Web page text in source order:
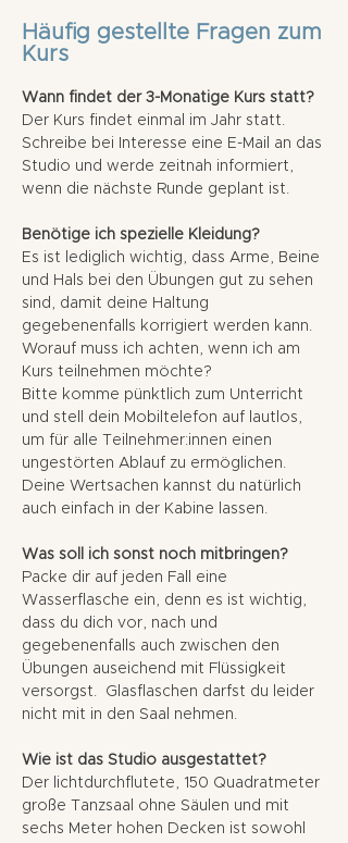
Häufig gestellte Fragen zum
Kurs
Wann findet der 3-Monatige Kurs statt?
Der Kurs findet einmal im Jahr statt.
Schreibe bei Interesse eine E-Mail an das
Studio und werde zeitnah informiert,
wenn die nächste Runde geplant ist.
Benötige ich spezielle Kleidung?
Es ist lediglich wichtig, dass Arme, Beine
und Hals bei den Übungen gut zu sehen
sind, damit deine Haltung
gegebenenfalls korrigiert werden kann.
Worauf muss ich achten, wenn ich am
Kurs teilnehmen möchte?
Bitte komme pünktlich zum Unterricht
und stell dein Mobiltelefon auf lautlos,
um für alle Teilnehmer:innen einen
ungestörten Ablauf zu ermöglichen.
Deine Wertsachen kannst du natürlich
auch einfach in der Kabine lassen.
Was soll ich sonst noch mitbringen?
Packe dir auf jeden Fall eine
Wasserflasche ein, denn es ist wichtig,
dass du dich vor, nach und
gegebenenfalls auch zwischen den
Übungen auseichend mit Flüssigkeit
versorgst. Glasflaschen darfst du leider
nicht mit in den Saal nehmen.
Wie ist das Studio ausgestattet?
Der lichtdurchflutete, 150 Quadratmeter
große Tanzsaal ohne Säulen und mit
sechs Meter hohen Decken ist sowohl